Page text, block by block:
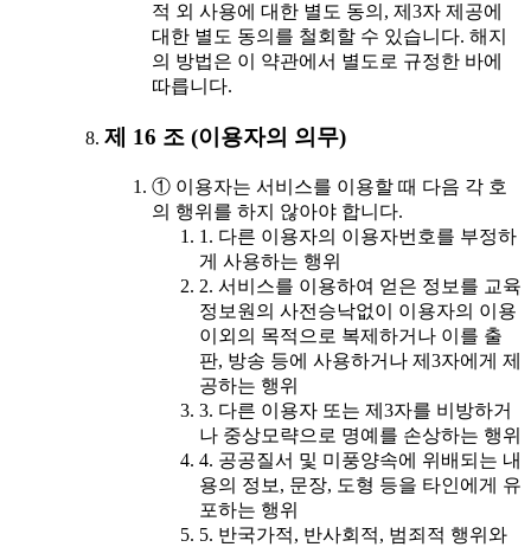
적 외 사용에 대한 별도 동의, 제3자 제공에
대한 별도 동의를 철회할 수 있습니다. 해지
의 방법은 이 약관에서 별도로 규정한 바에
따릅니다.
제 16 조 (이용자의 의무)
① 이용자는 서비스를 이용할 때 다음 각 호
의 행위를 하지 않아야 합니다.
1. 다른 이용자의 이용자번호를 부정하
게 사용하는 행위
2. 서비스를 이용하여 얻은 정보를 교육
정보원의 사전승낙없이 이용자의 이용
이외의 목적으로 복제하거나 이를 출
판, 방송 등에 사용하거나 제3자에게 제
공하는 행위
3. 다른 이용자 또는 제3자를 비방하거
나 중상모략으로 명예를 손상하는 행위
4. 공공질서 및 미풍양속에 위배되는 내
용의 정보, 문장, 도형 등을 타인에게 유
포하는 행위
5. 반국가적, 반사회적, 범죄적 행위와